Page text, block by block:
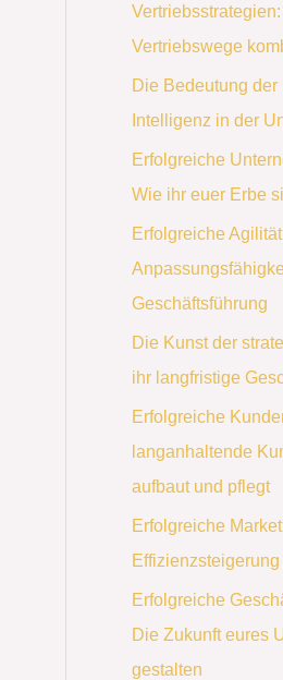
Vertriebswege
Die Bedeutung
Intelligenz in der
Erfolgreiche
Wie ihr euer Erbe
Erfolgreiche
Geschäftsführung
Die Kunst der
ihr langfristige
Erfolgreiche
langanhaltende
aufbaut und pflegt
Erfolgreiche
Erfolgreiche
Die Zukunft eures
gestalten